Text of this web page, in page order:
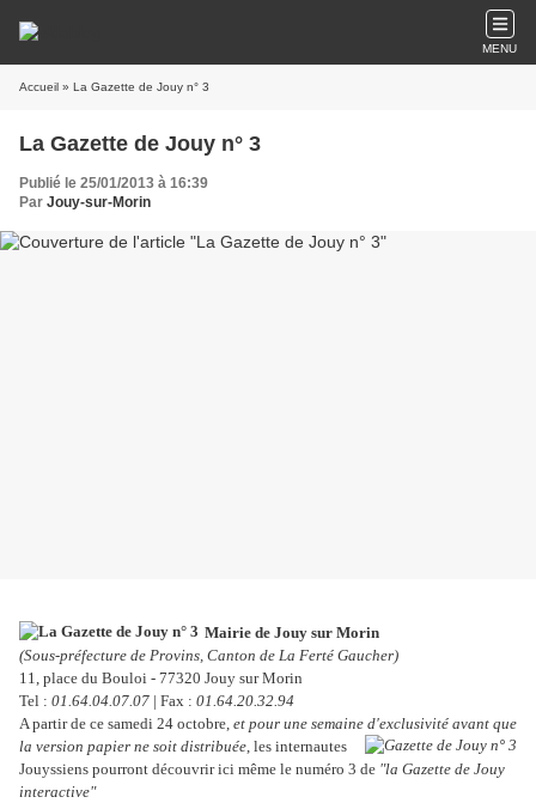
MENU
Accueil » La Gazette de Jouy n° 3
La Gazette de Jouy n° 3
Publié le 25/01/2013 à 16:39
Par Jouy-sur-Morin
Mairie de Jouy sur Morin
(Sous-préfecture de Provins, Canton de La Ferté Gaucher)
11, place du Bouloi - 77320 Jouy sur Morin
Tel : 01.64.04.07.07 | Fax : 01.64.20.32.94
A partir de ce samedi 24 octobre, et pour une semaine d'exclusivité avant que
la version papier ne soit distribuée, les internautes
Jouyssiens pourront découvrir ici même le numéro 3 de "la Gazette de Jouy
interactive"